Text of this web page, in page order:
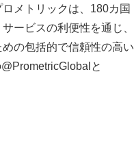
メトリックは、180カ国
ービスの利便性を通じ、
の包括的で信頼性の高い
と